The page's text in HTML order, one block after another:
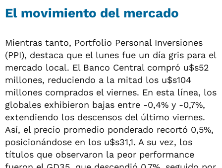
El movimiento del mercado
Mientras tanto, Portfolio Personal Inversiones
(PPI), destaca que el lunes fue un día gris para el
mercado local. El Banco Central compró u$s52
millones, reduciendo a la mitad los u$s104
millones comprados el viernes. En esta línea, los
globales exhibieron bajas entre -0,4% y -0,7%,
extendiendo los descensos del último viernes.
Así, el precio promedio ponderado recortó 0,5%,
posicionándose en los u$s31,1. A su vez, los
títulos que observaron la peor performance